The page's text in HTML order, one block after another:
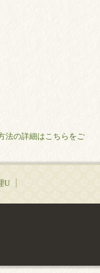
法の詳細はこちらをご
U